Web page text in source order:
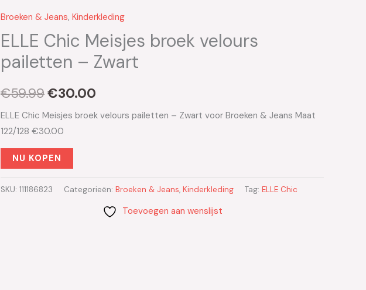
Broeken & Jeans, Kinderkleding
ELLE Chic Meisjes broek velours
pailetten – Zwart
€59.99
prijs
was:
€59.99.
€30.00
prijs
is:
€30.00.
ELLE Chic Meisjes broek velours pailetten – Zwart voor Broeken & Jeans Maat
122/128 €30.00
NU KOPEN
SKU: 111186823 Categorieën: Broeken & Jeans, Kinderkleding Tag: ELLE Chic
Toevoegen aan wenslijst